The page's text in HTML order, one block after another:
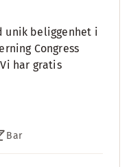
unik beliggenhet i
Congress
Vi har gratis
Bar